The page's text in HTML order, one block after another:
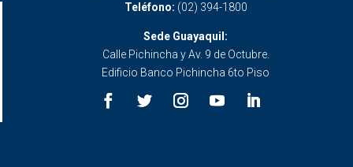
Teléfono: (02) 394-1800
Sede Guayaquil:
Calle Pichincha y Av. 9 de Octubre.
Edificio Banco Pichincha 6to Piso